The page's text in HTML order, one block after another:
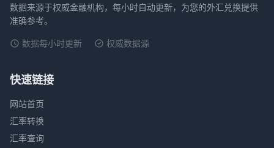
数据来源于权威金融机构，每小时自动更新，为您的外汇兑换提供
准确参考。
数据每小时更新
权威数据源
快速链接
网站首页
汇率转换
汇率查询